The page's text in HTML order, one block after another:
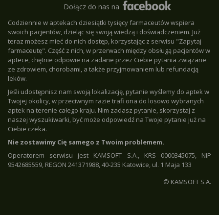
Dołącz do nas na
Codziennie w aptekach dziesiątki tysięcy farmaceutów wspiera
swoich pacjentów, dzieląc się swoją wiedzą i doświadczeniem. Już
teraz możesz mieć do nich dostęp, korzystając z serwisu "Zapytaj
farmaceutę". Część z nich, w przerwach między obsługą pacjentów w
aptece, chętnie odpowie na zadane przez Ciebie pytania związane
ze zdrowiem, chorobami, a także przyjmowaniem lub refundacją
leków.
Jeśli udostępnisz nam swoją lokalizację, pytanie wyślemy do aptek w
Twojej okolicy, w przeciwnym razie trafi ona do losowo wybranych
aptek na terenie całego kraju. Nim zadasz pytanie, skorzystaj z
naszej wyszukiwarki, być może odpowiedź na Twoje pytanie już na
Ciebie czeka.
Nie zostawimy Cię samego z Twoim problemem.
Operatorem serwisu jest KAMSOFT S.A., KRS 0000345075, NIP
9542685559, REGON 241371988, 40-235 Katowice, ul. 1 Maja 133
© KAMSOFT S.A.